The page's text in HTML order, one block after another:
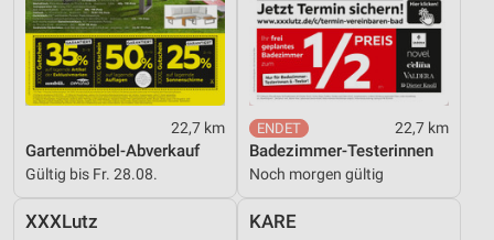
22,7 km
Gartenmöbel-Abverkauf
Gültig bis Fr. 28.08.
22,7 km
Badezimmer-Testerinnen
Noch morgen gültig
XXXLutz KARE